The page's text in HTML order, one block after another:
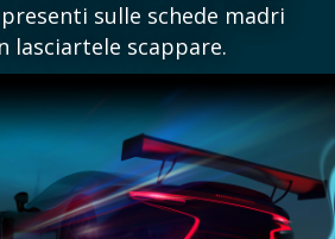
sulle schede madri
lasciartele scappare.